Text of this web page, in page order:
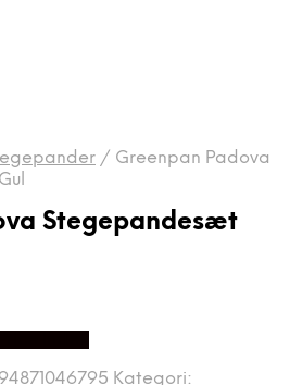
/ Greenpan Padova
Stegepandesæt
Kategori: